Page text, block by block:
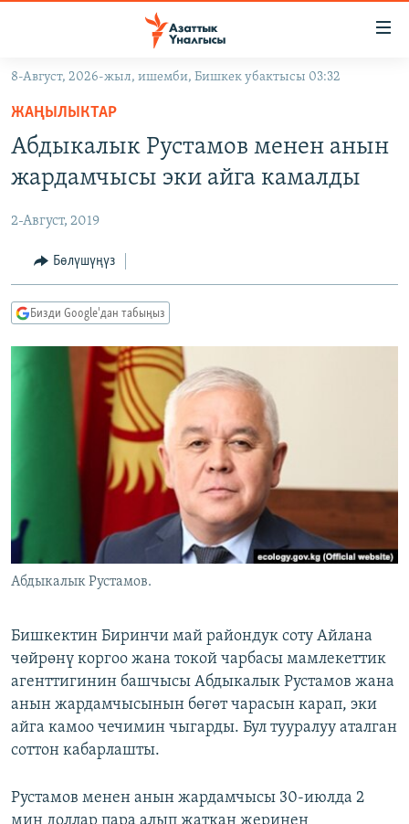
Навигацияга
өтүңүз
Издөөгө
салыңыз
КЫРГЫЗСТАН
ЭКОНОМИКА
МАДАНИЯТ
ДҮЙНӨ
БОРБОР АЗИЯ
УКРАИНА
АТАЙЫН ИЛИКТӨӨ
ТВ ПРОГРАММАЛАР
ЭКСПЕРТТЕР ТАЛДАЙТ
БИЗ ЖАНА ДҮЙНӨ
ЭЖЕ-СИҢДИЛЕР
ЫҢГАЙСЫЗ СУРООЛОР
ӨЗГӨЧӨ ПИКИР
Русский
ОНЛАЙН ШЕРИНЕ
ЭЕ/АРнун бардык сайттары
8-Август, 2026-жыл, ишемби, Бишкек убактысы 03:32
ЖАҢЫЛЫКТАР
Абдыкалык Рустамов менен анын
жардамчысы эки айга камалды
2-Август, 2019
Бөлүшүңүз
Бизди Google'дан табыңыз
Абдыкалык Рустамов.
Бишкектин Биринчи май райондук соту Айлана
чөйрөнү коргоо жана токой чарбасы мамлекеттик
агенттигинин башчысы Абдыкалык Рустамов жана
анын жардамчысынын бөгөт чарасын карап, эки
айга камоо чечимин чыгарды. Бул тууралуу аталган
соттон кабарлашты.
Рустамов менен анын жардамчысы 30-июлда 2